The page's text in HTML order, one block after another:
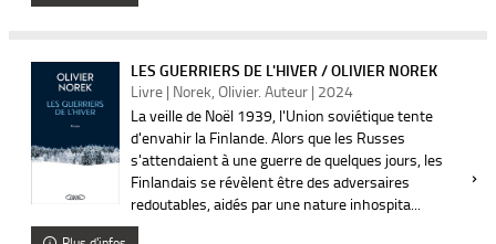
LES GUERRIERS DE L'HIVER / OLIVIER NOREK
Livre | Norek, Olivier. Auteur | 2024
La veille de Noël 1939, l'Union soviétique tente
d'envahir la Finlande. Alors que les Russes
s'attendaient à une guerre de quelques jours, les
Finlandais se révèlent être des adversaires
redoutables, aidés par une nature inhospita...